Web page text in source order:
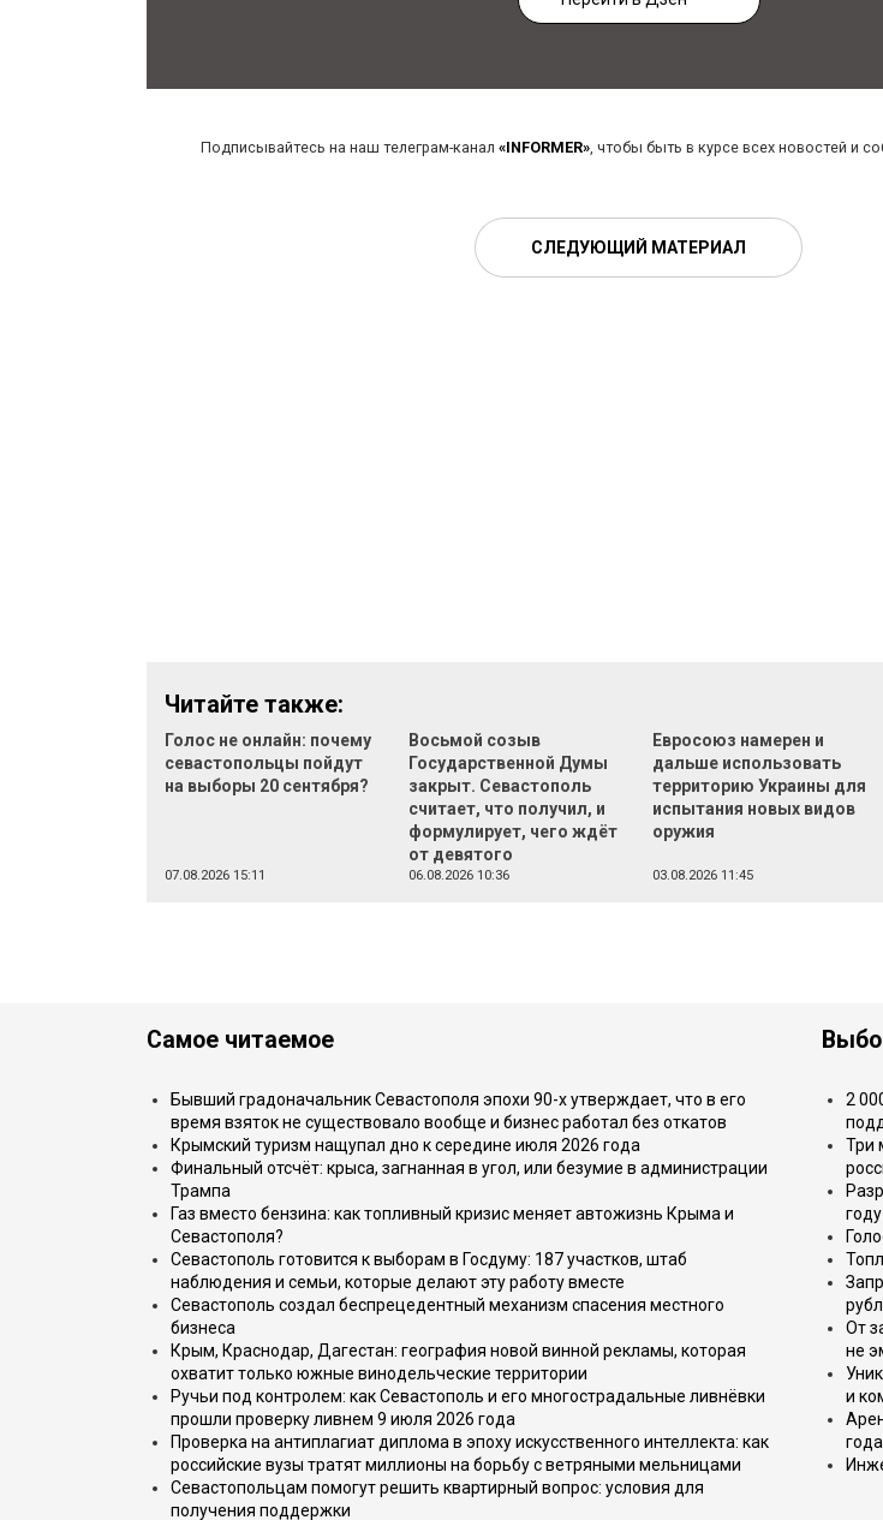
Подписывайтесь на наш телеграм-канал «INFORMER», чтобы быть в курсе всех новостей и
СЛЕДУЮЩИЙ МАТЕРИАЛ
Читайте также:
Голос не онлайн: почему
севастопольцы пойдут
на выборы 20 сентября?
07.08.2026 15:11
Восьмой созыв
Государственной Думы
закрыт. Севастополь
считает, что получил, и
формулирует, чего ждёт
от девятого
06.08.2026 10:36
Евросоюз намерен и
дальше использовать
территорию Украины для
испытания новых видов
оружия
03.08.2026 11:45
Самое читаемое
Бывший градоначальник Севастополя эпохи 90-х утверждает, что в его
время взяток не существовало вообще и бизнес работал без откатов
Крымский туризм нащупал дно к середине июля 2026 года
Финальный отсчёт: крыса, загнанная в угол, или безумие в администрации
Трампа
Газ вместо бензина: как топливный кризис меняет автожизнь Крыма и
Севастополя?
Севастополь готовится к выборам в Госдуму: 187 участков, штаб
наблюдения и семьи, которые делают эту работу вместе
Севастополь создал беспрецедентный механизм спасения местного
бизнеса
Крым, Краснодар, Дагестан: география новой винной рекламы, которая
охватит только южные винодельческие территории
Ручьи под контролем: как Севастополь и его многострадальные ливнёвки
прошли проверку ливнем 9 июля 2026 года
Проверка на антиплагиат диплома в эпоху искусственного интеллекта: как
российские вузы тратят миллионы на борьбу с ветряными мельницами
Севастопольцам помогут решить квартирный вопрос: условия для
получения поддержки
2
Три
году
От
не
и
года